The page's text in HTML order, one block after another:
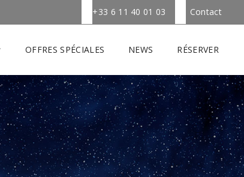
Contact
+33 6 11 40 01 03
OFFRES SPÉCIALES NEWS RÉSERVER